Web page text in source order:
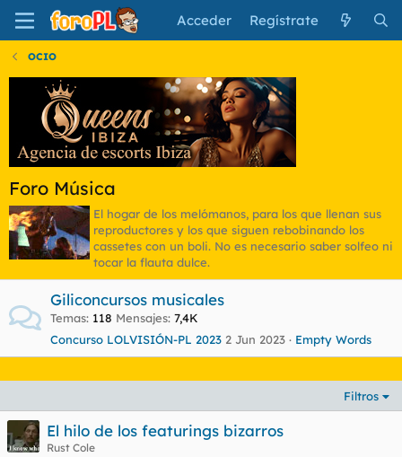
Acceder Regístrate
OCIO
Foro Música
El hogar de los melómanos, para los que llenan sus
reproductores y los que siguen rebobinando los
cassetes con un boli. No es necesario saber solfeo ni
tocar la flauta dulce.
Giliconcursos musicales
Temas 118 Mensajes 7,4K
Concurso LOLVISIÓN-PL 2023 2 Jun 2023 Empty Words
Filtros
El hilo de los featurings bizarros
Rust Cole